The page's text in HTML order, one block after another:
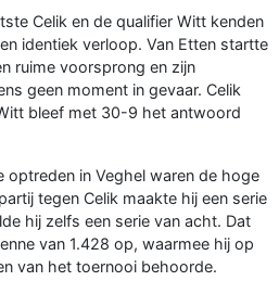
Celik en de qualifier Witt kenden
identiek verloop. Van Etten startte
ruime voorsprong en zijn
geen moment in gevaar. Celik
bleef met 30-9 het antwoord
optreden in Veghel waren de hoge
tegen Celik maakte hij een serie
hij zelfs een serie van acht. Dat
van 1.428 op, waarmee hij op
van het toernooi behoorde.